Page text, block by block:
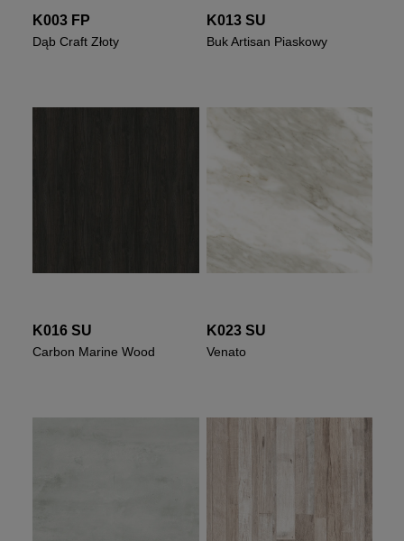
K003 FP
Dąb Craft Złoty
K013 SU
Buk Artisan Piaskowy
K016 SU
Carbon Marine Wood
K023 SU
Venato